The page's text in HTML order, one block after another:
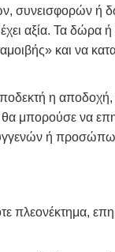
συνεισφορών ή
αξία. Τα δώρα
και να
η
μπορούσε να
ή